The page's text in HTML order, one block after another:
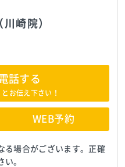
崎院）
話する
お伝え下さい！
WEB予約
る場合がございます。正確
い。